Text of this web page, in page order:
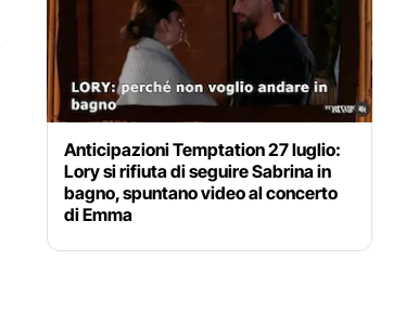
Anticipazioni Temptation 27 luglio:
Lory si rifiuta di seguire Sabrina in
bagno, spuntano video al concerto
di Emma